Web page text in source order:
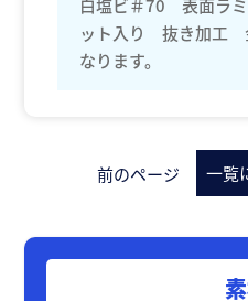
白塩ビ＃70 表面ラ
ット入り 抜き加工
なります。
前のページ 一覧